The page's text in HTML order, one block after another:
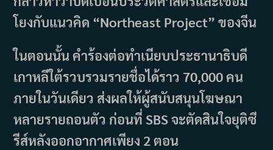
โยงกับแนวคิด “Northeast Project” ของจีน
ในตอนนั้น คำร้องต่อทำเนียบประธานาธิบดี
เกาหลีใต้รวบรวมรายชื่อได้ราว 70,000 คน
ภายในวันเดียว ส่งผลให้ผู้สนับสนุนโฆษณา
หลายรายถอนตัว ก่อนที่ SBS จะตัดสินใจยุติซี
รีส์หลังออกอากาศเพียง 2 ตอน